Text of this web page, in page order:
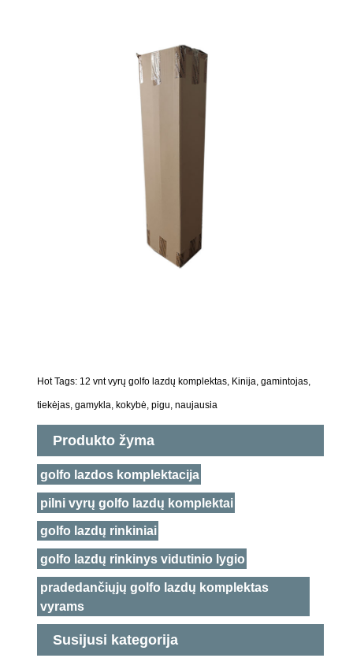
Hot Tags: 12 vnt vyrų golfo lazdų komplektas, Kinija, gamintojas,
tiekėjas, gamykla, kokybė, pigu, naujausia
Produkto žyma
golfo lazdos komplektacija
pilni vyrų golfo lazdų komplektai
golfo lazdų rinkiniai
golfo lazdų rinkinys vidutinio lygio
pradedančiųjų golfo lazdų komplektas
vyrams
Susijusi kategorija